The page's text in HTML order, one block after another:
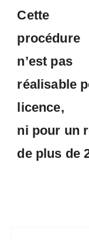
Cette
procédure
n’est pas
réalisable
licence,
ni pour un
de plus de